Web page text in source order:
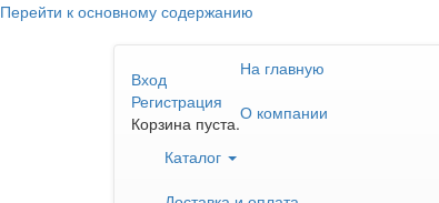
Перейти к основному содержанию
Вход
Регистрация
Корзина пуста.
На главную
О компании
Каталог